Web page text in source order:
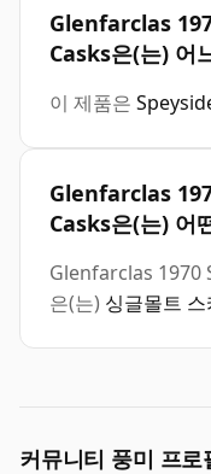
Glenfarclas
Casks은(는) 어
이 제품은
Glenfarclas
Casks은(는) 어
Glenfarclas 1970
은(는) 싱글몰트
커뮤니티 풍미 프로